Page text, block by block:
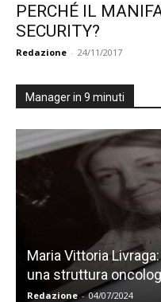
PERCHÉ IL
SECURITY?
Redazione - 24/11/2017
Manager in 9 minuti
Maria Vittoria
una struttura
Redazione - 04/07/2024